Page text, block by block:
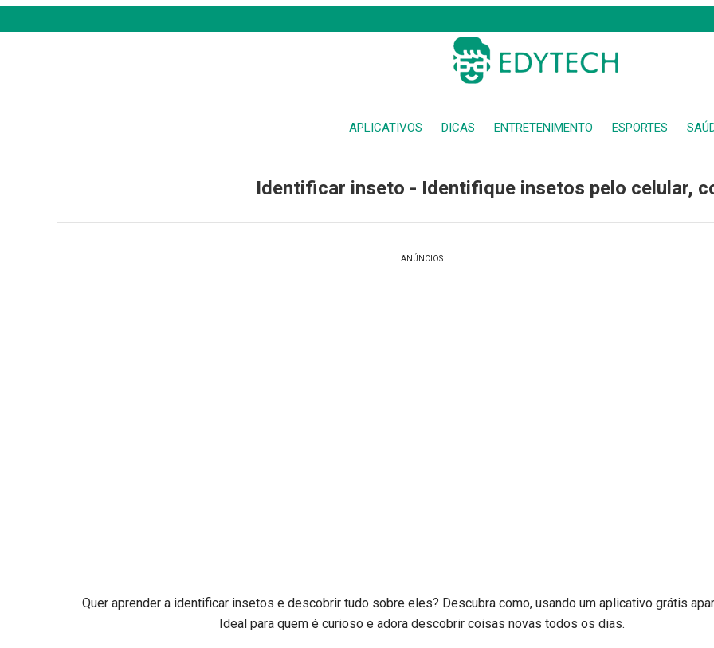
APLICATIVOS DICAS ENTRETENIMENTO ESPORTES
Identificar inseto - Identifique insetos pelo celular,
ANÚNCIOS
Quer aprender a identificar insetos e descobrir tudo sobre eles? Descubra como, usando um aplicativo grátis
Ideal para quem é curioso e adora descobrir coisas novas todos os dias.